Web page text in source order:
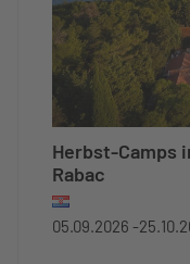
Herbst-Camps
Rabac
05.09.2026 -